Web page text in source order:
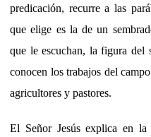
predicación, recurre a las
que elige es la de un
que le escuchan, la figura del
conocen los trabajos del
agricultores y pastores.
El Señor Jesús explica en